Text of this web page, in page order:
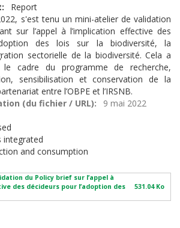
Report
s'est tenu un mini-atelier de validation
sur l’appel à l’implication effective des
des lois sur la biodiversité, la
sectorielle de la biodiversité. Cela a
cadre du programme de recherche,
sensibilisation et conservation de la
entre l’OBPE et l’IRSNB.
(du fichier / URL)
9 mai 2022
integrated
and consumption
du Policy brief sur l’appel à
des décideurs pour l’adoption des
531.04 Ko